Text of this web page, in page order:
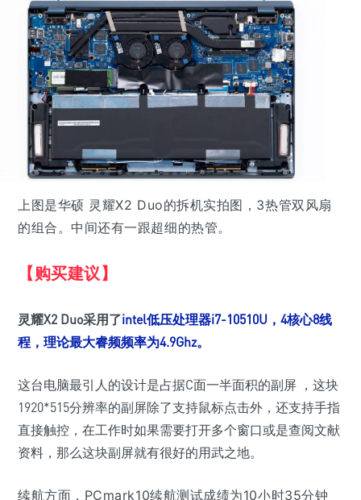
上图是华硕 灵耀X2 Duo的拆机实拍图，3热管双风扇
的组合。中间还有一跟超细的热管。
【购买建议】
灵耀X2 Duo采用了intel低压处理器i7-10510U，4核心8线
程，理论最大睿频频率为4.9Ghz。
这台电脑最引人的设计是占据C面一半面积的副屏 ，这块
1920*515分辨率的副屏除了支持鼠标点击外，还支持手指
直接触控，在工作时如果需要打开多个窗口或是查阅文献
资料，那么这块副屏就有很好的用武之地。
续航方面，PCmark10续航测试成绩为10小时35分钟